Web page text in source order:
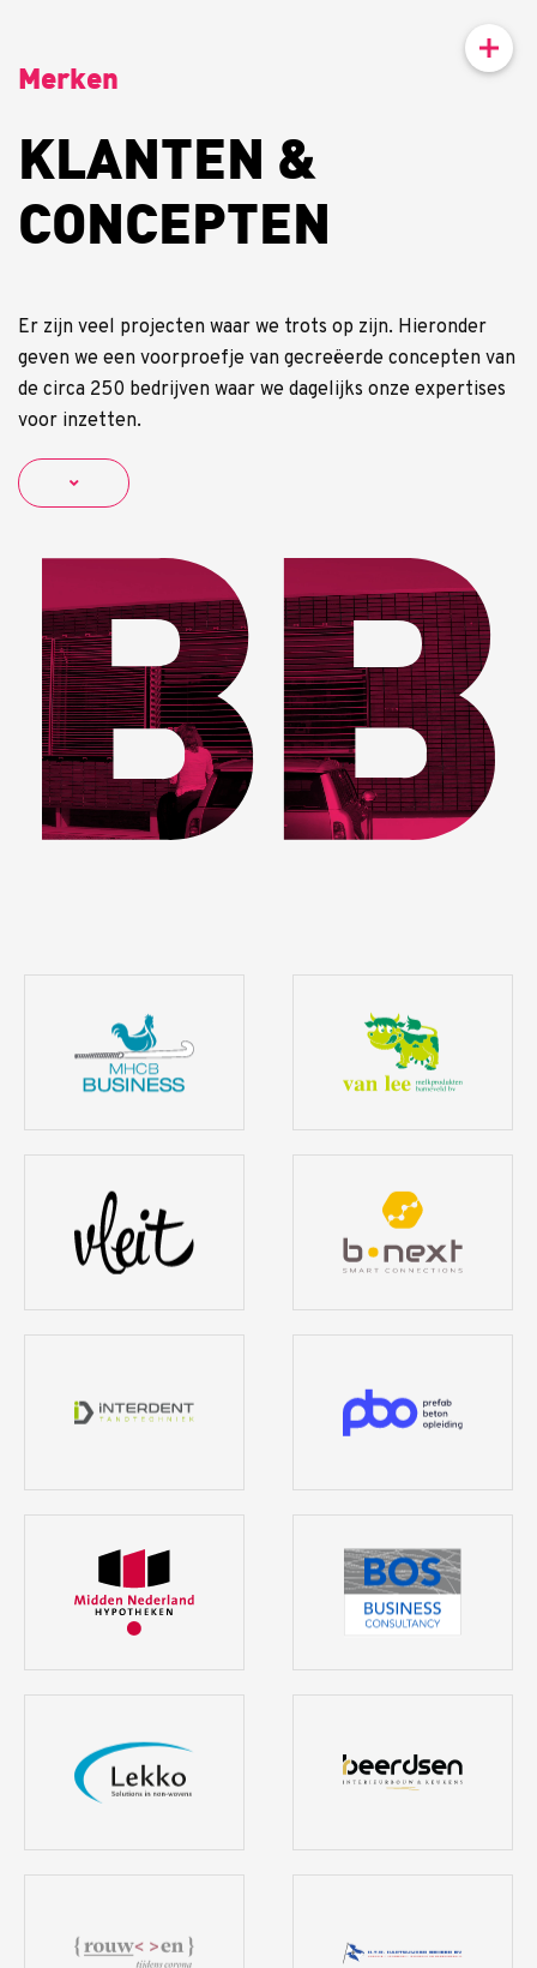
Merken
KLANTEN &
CONCEPTEN
Er zijn veel projecten waar we trots op zijn. Hieronder
geven we een voorproefje van gecreëerde concepten van
de circa 250 bedrijven waar we dagelijks onze expertises
voor inzetten.